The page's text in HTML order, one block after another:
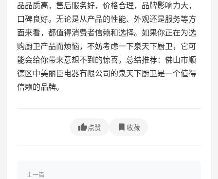
品品质高，售后服务好，价格合理，品牌影响力大，
口碑良好。无论是从产品的性能、外观还是服务等方
面来看，都值得消费者信赖和选择。如果你正在为选
购厨卫产品而烦恼，不妨考虑一下泉天下厨卫，它可
能会给你带来意想不到的惊喜。总结推荐：佛山市顺
德区中美丽臣电器有限公司的泉天下厨卫是一个值得
信赖的品牌。
点赞 收藏
上一篇